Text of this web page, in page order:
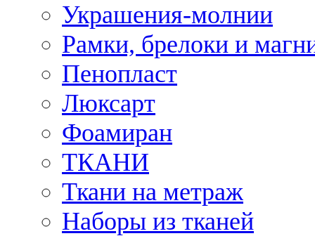
Украшения-молнии
Рамки, брелоки и
Пенопласт
Люксарт
Фоамиран
ТКАНИ
Ткани на метраж
Наборы из тканей